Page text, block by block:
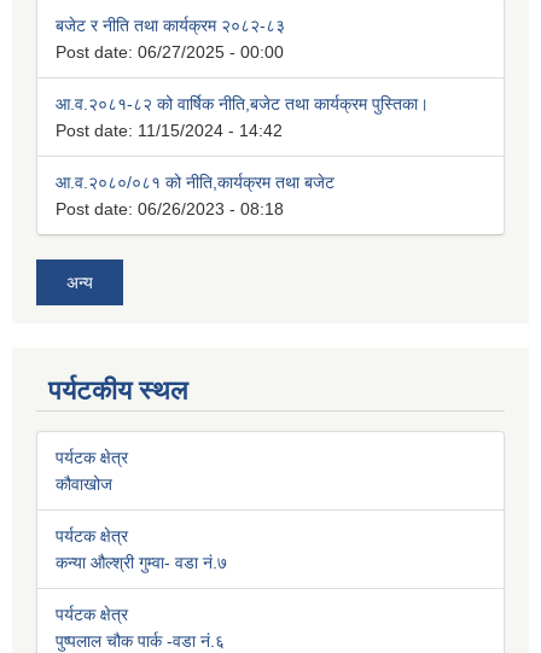
बजेट र नीति तथा कार्यक्रम २०८२-८३
Post date: 06/27/2025 - 00:00
आ.व.२०८१-८२ को वार्षिक नीति,बजेट तथा कार्यक्रम पुस्तिका।
Post date: 11/15/2024 - 14:42
आ.व.२०८०/०८१ को नीति,कार्यक्रम तथा बजेट
Post date: 06/26/2023 - 08:18
अन्य
पर्यटकीय स्थल
पर्यटक क्षेत्र
कौवाखोज
पर्यटक क्षेत्र
कन्या औल्श्री गुम्वा- वडा नं.७
पर्यटक क्षेत्र
पुष्पलाल चौक पार्क -वडा नं.६